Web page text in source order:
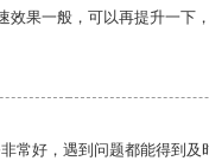
效果一般，可以再提升一下
常好，遇到问题都能得到及